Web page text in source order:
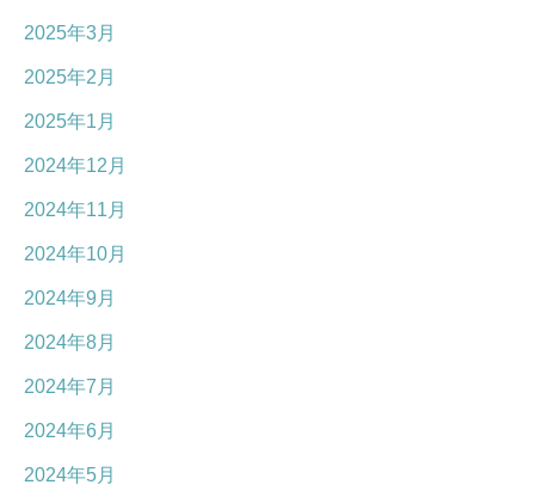
2025年3月
2025年2月
2025年1月
2024年12月
2024年11月
2024年10月
2024年9月
2024年8月
2024年7月
2024年6月
2024年5月